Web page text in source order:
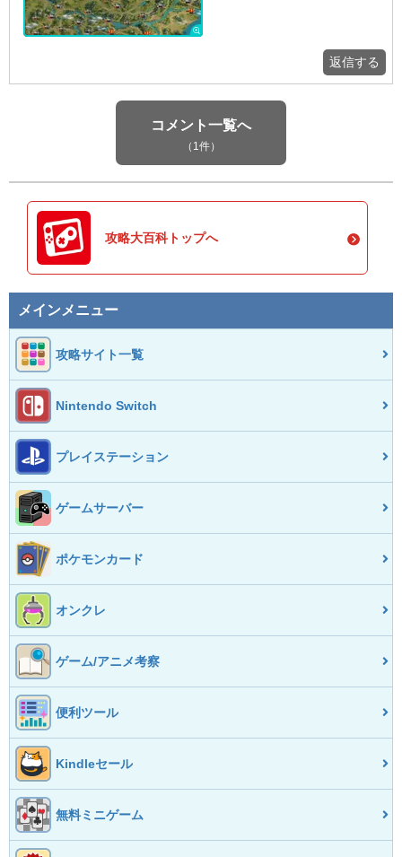
返信する
コメント一覧へ
（1件）
攻略大百科トップへ
メインメニュー
攻略サイト一覧
Nintendo Switch
プレイステーション
ゲームサーバー
ポケモンカード
オンクレ
ゲーム/アニメ考察
便利ツール
Kindleセール
無料ミニゲーム